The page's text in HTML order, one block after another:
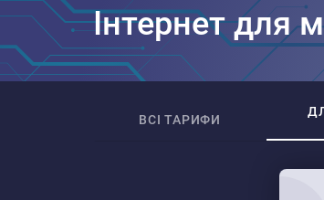
Інтернет для
ВСІ ТАРИФИ